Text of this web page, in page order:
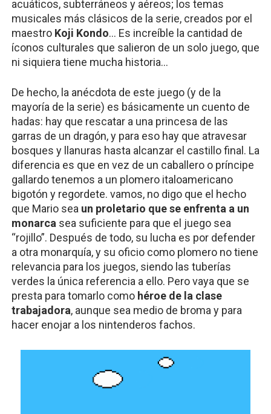
acuáticos, subterráneos y aéreos; los temas
musicales más clásicos de la serie, creados por el
maestro Koji Kondo… Es increíble la cantidad de
íconos culturales que salieron de un solo juego, que
ni siquiera tiene mucha historia…
De hecho, la anécdota de este juego (y de la
mayoría de la serie) es básicamente un cuento de
hadas: hay que rescatar a una princesa de las
garras de un dragón, y para eso hay que atravesar
bosques y llanuras hasta alcanzar el castillo final. La
diferencia es que en vez de un caballero o príncipe
gallardo tenemos a un plomero italoamericano
bigotón y regordete. vamos, no digo que el hecho
que Mario sea un proletario que se enfrenta a un
monarca sea suficiente para que el juego sea
“rojillo”. Después de todo, su lucha es por defender
a otra monarquía, y su oficio como plomero no tiene
relevancia para los juegos, siendo las tuberías
verdes la única referencia a ello. Pero vaya que se
presta para tomarlo como héroe de la clase
trabajadora, aunque sea medio de broma y para
hacer enojar a los nintenderos fachos.